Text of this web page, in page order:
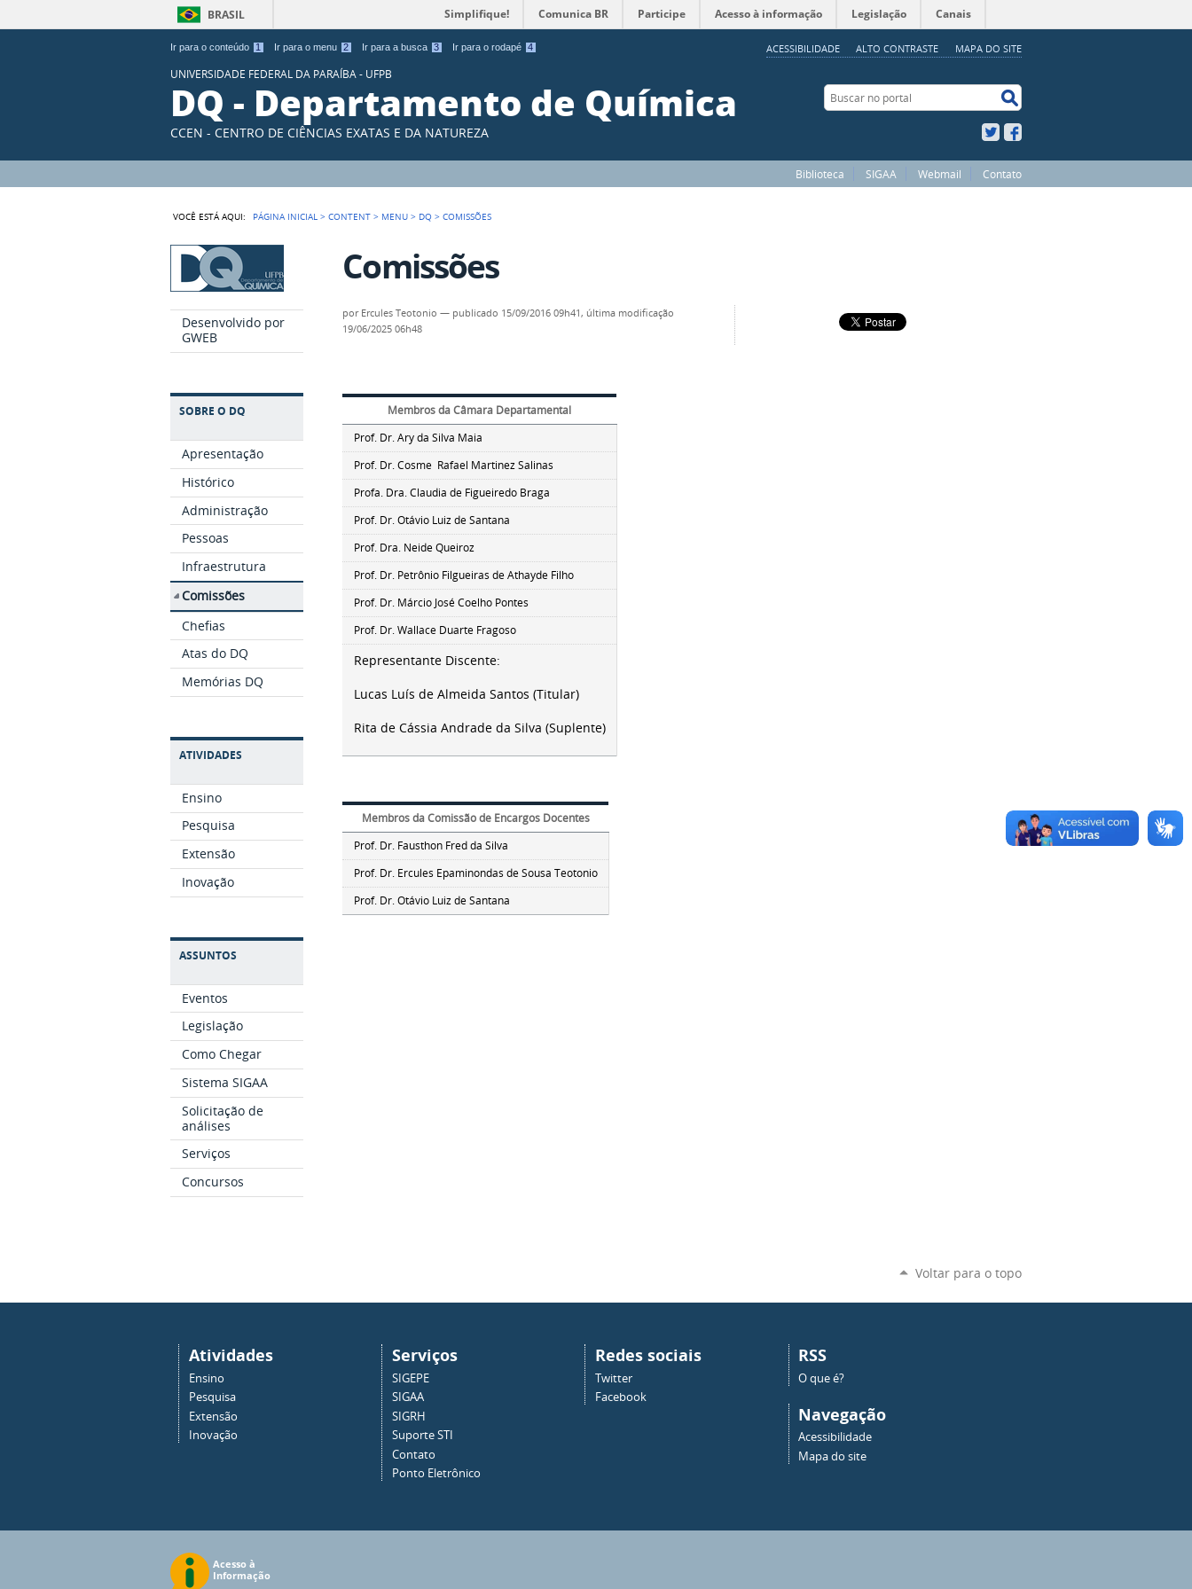
Ir para o conteúdo 1 Ir para o menu 2 Ir para a busca 3 Ir para o rodapé 4 ACESSIBILIDADE ALTO CONTRASTE MAPA DO SITE
BRASIL Simplifique! Comunica BR Participe Acesso à informação Legislação Canais
UNIVERSIDADE FEDERAL DA PARAÍBA - UFPB
DQ - Departamento de Química
CCEN - CENTRO DE CIÊNCIAS EXATAS E DA NATUREZA
Buscar no portal
Twitter
Biblioteca SIGAA Webmail Contato
VOCÊ ESTÁ AQUI: PÁGINA INICIAL >CONTENT > MENU > DQ >COMISSÕES
Desenvolvido por
GWEB
SOBRE O DQ
Apresentação
Histórico
Administração
Pessoas
Infraestrutura
Comissões
Chefias
Atas do DQ
Memórias DQ
ATIVIDADES
Ensino
Pesquisa
Extensão
Inovação
ASSUNTOS
Eventos
Legislação
Como Chegar
Sistema SIGAA
Solicitação de
análises
Serviços
Concursos
Comissões
por Ercules Teotonio — publicado 15/09/2016 09h41, última modificação
19/06/2025 06h48
Membros da Câmara Departamental
Prof. Dr. Ary da Silva Maia
Prof. Dr.Cosme Rafael Martinez Salinas
Profa. Dra.Claudia de Figueiredo Braga
Prof. Dr. Otávio Luiz de Santana
Prof. Dra. Neide Queiroz
Prof. Dr. Petrônio Filgueiras de Athayde Filho
Prof. Dr. Márcio José Coelho Pontes
Prof. Dr. Wallace Duarte Fragoso
Representante Discente:
Lucas Luís de Almeida Santos (Titular)
Rita de Cássia Andrade da Silva (Suplente)
Membros da Comissão de Encargos Docentes
Prof. Dr. Fausthon Fred da Silva
Prof. Dr. Ercules Epaminondas de Sousa Teotonio
Prof. Dr.Otávio Luiz de Santana
Voltar para o topo
Atividades
Ensino
Pesquisa
Extensão
Inovação
Serviços
SIGEPE
SIGAA
SIGRH
Suporte STI
Contato
Ponto Eletrônico
Redes sociais
Twitter
Facebook
RSS
O que é?
Navegação
Acessibilidade
Mapa do site